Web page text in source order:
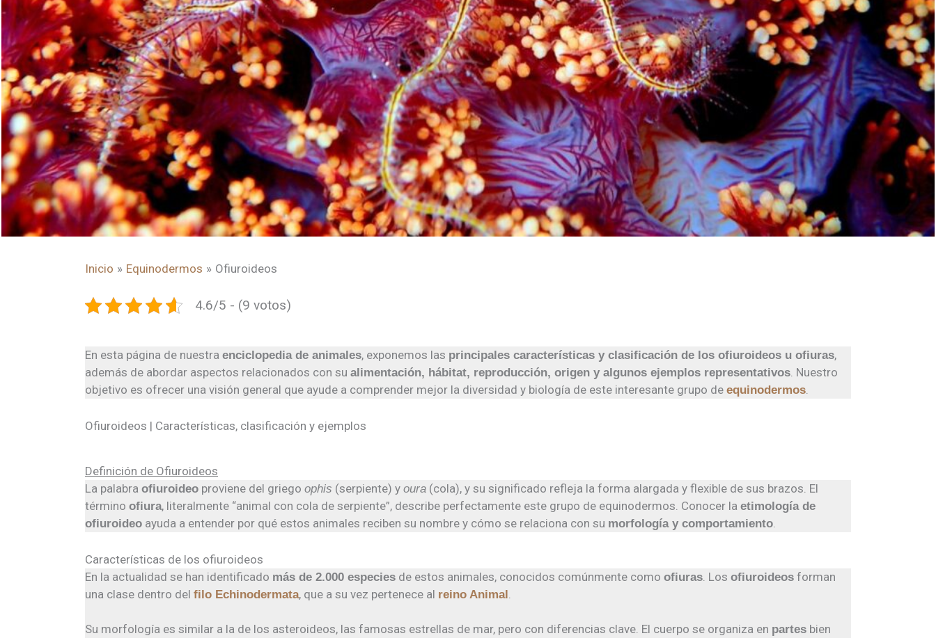
Inicio Equinodermos Ofiuroideos
4.6/5 - (9 votos)
En esta página de nuestra enciclopedia de animales, exponemos las principales características y clasificación de los ofiuroideos u ofiuras,
además de abordar aspectos relacionados con su alimentación, hábitat, reproducción, origen y algunos ejemplos representativos . Nuestro
objetivo es ofrecer una visión general que ayude a comprender mejor la diversidad y biología de este interesante grupo de equinodermos
Ofiuroideos | Características, clasificación y ejemplos
Definición de Ofiuroideos
La palabra ofiuroideo proviene del griego ophis (serpiente) y oura (cola), y su significado refleja la forma alargada y flexible de sus brazos. El
término ofiura, literalmente “animal con cola de serpiente”, describe perfectamente este grupo de equinodermos. Conocer la etimología de
ofiuroideo ayuda a entender por qué estos animales reciben su nombre y cómo se relaciona con su morfología y comportamiento
Características de los ofiuroideos
En la actualidad se han identificado más de 2.000 especies de estos animales, conocidos comúnmente como ofiuras . Los ofiuroideos forman
una clase dentro del filo Echinodermata, que a su vez pertenece al reino Animal
Su morfología es similar a la de los asteroideos, las famosas estrellas de mar, pero con diferencias clave. El cuerpo se organiza en partes bien